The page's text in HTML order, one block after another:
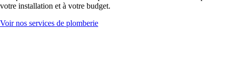
votre installation et à votre budget.
Voir nos services de plomberie